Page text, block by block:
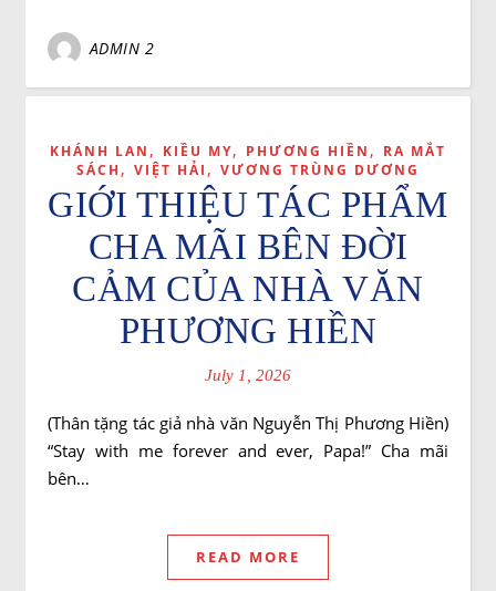
ADMIN 2
KHÁNH LAN , KIỀU MY, PHƯƠNG HIỀN , RA MẮT
SÁCH , VIỆT HẢI , VƯƠNG TRÙNG DƯƠNG
GIỚI THIỆU TÁC PHẨM
CHA MÃI BÊN ĐỜI
CẢM CỦA NHÀ VĂN
PHƯƠNG HIỀN
July 1, 2026
(Thân tặng tác giả nhà văn Nguyễn Thị Phương Hiền)
“Stay with me forever and ever, Papa!” Cha mãi
bên…
READ MORE